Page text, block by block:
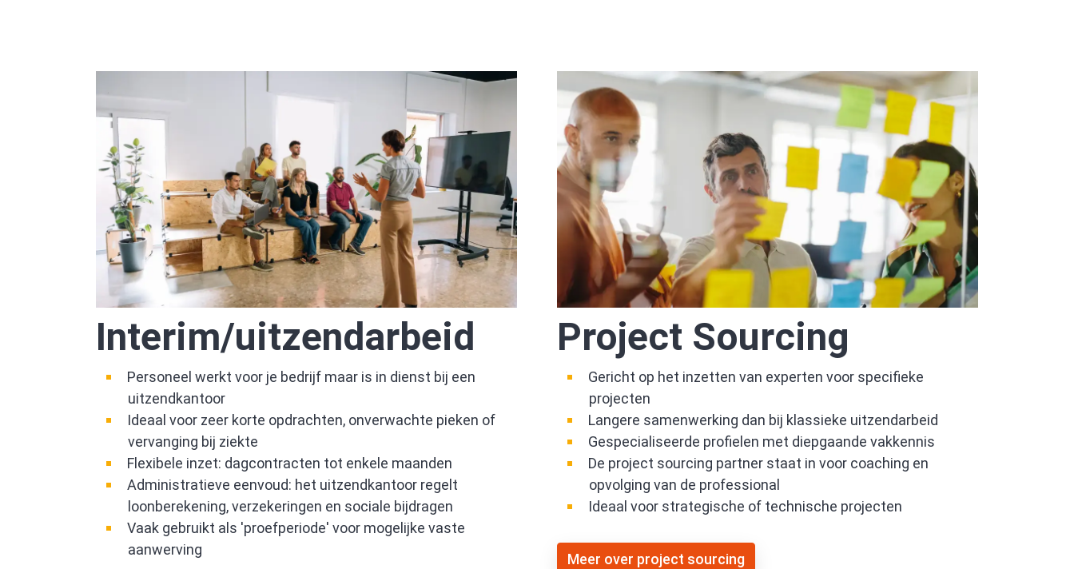
Interim/uitzendarbeid
Personeel werkt voor je bedrijf maar is in dienst bij een
uitzendkantoor
Ideaal voor zeer korte opdrachten, onverwachte pieken of
vervanging bij ziekte
Flexibele inzet: dagcontracten tot enkele maanden
Administratieve eenvoud: het uitzendkantoor regelt
loonberekening, verzekeringen en sociale bijdragen
Vaak gebruikt als 'proefperiode' voor mogelijke vaste
aanwerving
Project Sourcing
Gericht op het inzetten van experten voor specifieke
projecten
Langere samenwerking dan bij klassieke uitzendarbeid
Gespecialiseerde profielen met diepgaande vakkennis
De project sourcing partner staat in voor coaching en
opvolging van de professional
Ideaal voor strategische of technische projecten
Meer over project sourcing